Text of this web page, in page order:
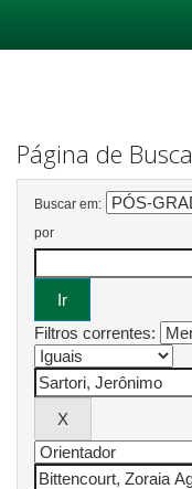
Página de Busca
Buscar em:
por
Filtros correntes: